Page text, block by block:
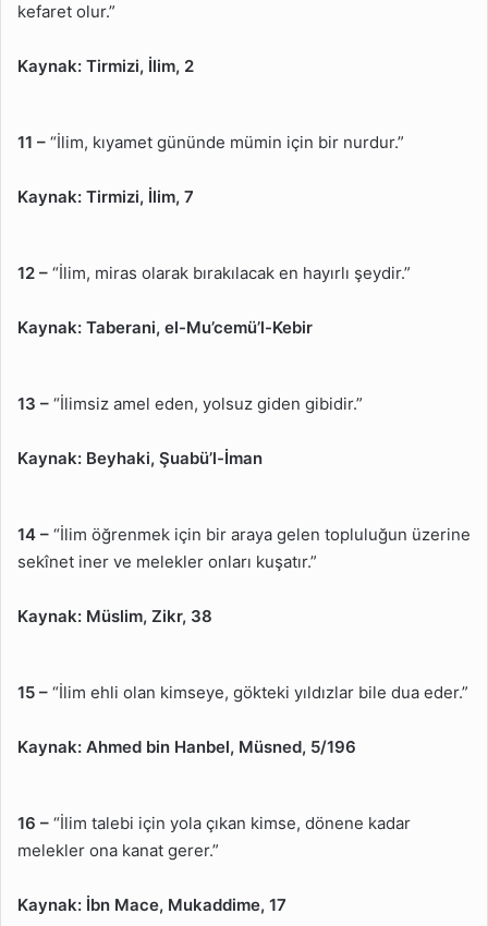
kefaret olur.”
Kaynak: Tirmizi, İlim, 2
11 – “İlim, kıyamet gününde mümin için bir nurdur.”
Kaynak: Tirmizi, İlim, 7
12 – “İlim, miras olarak bırakılacak en hayırlı şeydir.”
Kaynak: Taberani, el-Mu’cemü’l-Kebir
13 – “İlimsiz amel eden, yolsuz giden gibidir.”
Kaynak: Beyhaki, Şuabü’l-İman
14 – “İlim öğrenmek için bir araya gelen topluluğun üzerine
sekînet iner ve melekler onları kuşatır.”
Kaynak: Müslim, Zikr, 38
15 – “İlim ehli olan kimseye, gökteki yıldızlar bile dua eder.”
Kaynak: Ahmed bin Hanbel, Müsned, 5/196
16 – “İlim talebi için yola çıkan kimse, dönene kadar
melekler ona kanat gerer.”
Kaynak: İbn Mace, Mukaddime, 17